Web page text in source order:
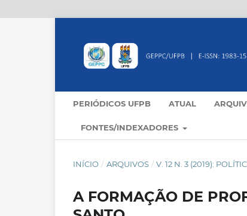
PERIÓDICOS UFPB ATUAL
FONTES/INDEXADORES
INÍCIO / ARQUIVOS / V. 12 N. 3 (2019):
A FORMAÇÃO DE